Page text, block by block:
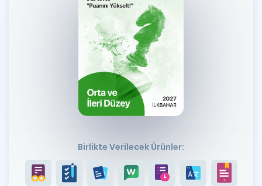
Puan Hesaplama
Rehberlik Aracı
ÖSYM Sınav Takvimi
Kampanyalar
İngilizce Gramer
Birlikte Verilecek Ürünler: